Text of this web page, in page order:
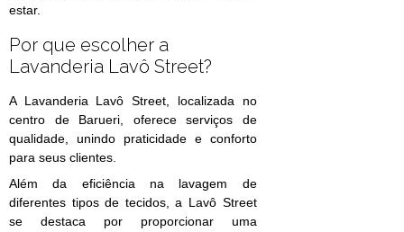
estar.
Por que escolher a
Lavanderia Lavô Street?
A Lavanderia Lavô Street, localizada no
centro de Barueri, oferece serviços de
qualidade, unindo praticidade e conforto
para seus clientes.
Além da eficiência na lavagem de
diferentes tipos de tecidos, a Lavô Street
se destaca por proporcionar uma